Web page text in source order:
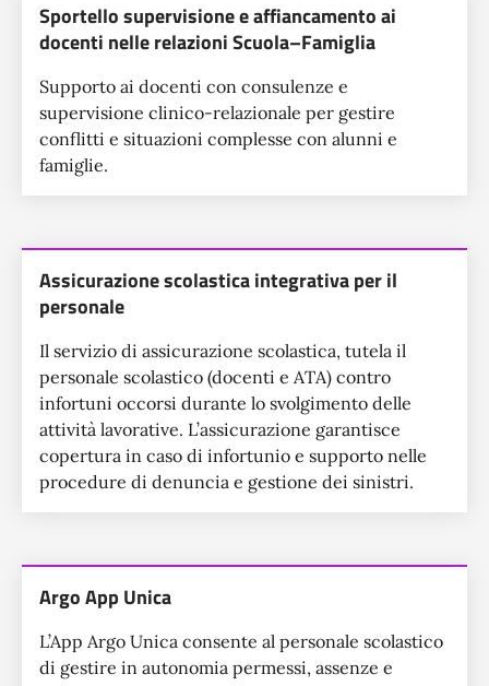
Sportello supervisione e affiancamento ai
docenti nelle relazioni Scuola–Famiglia
Supporto ai docenti con consulenze e
supervisione clinico-relazionale per gestire
conflitti e situazioni complesse con alunni e
famiglie.
Assicurazione scolastica integrativa per il
personale
Il servizio di assicurazione scolastica, tutela il
personale scolastico (docenti e ATA) contro
infortuni occorsi durante lo svolgimento delle
attività lavorative. L’assicurazione garantisce
copertura in caso di infortunio e supporto nelle
procedure di denuncia e gestione dei sinistri.
Argo App Unica
L’App Argo Unica consente al personale scolastico
di gestire in autonomia permessi, assenze e